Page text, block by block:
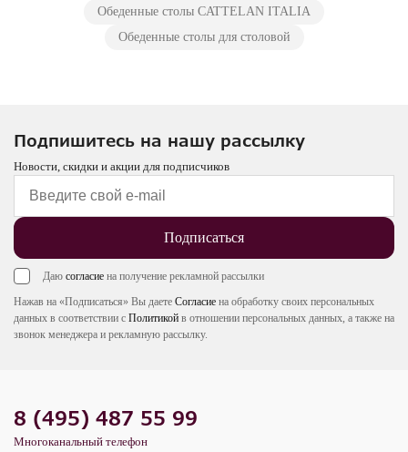
Обеденные столы CATTELAN ITALIA
Обеденные столы для столовой
Подпишитесь на нашу рассылку
Новости, скидки и акции для подписчиков
Подписаться
Даю согласие на получение рекламной рассылки
Нажав на «Подписаться» Вы даете Согласие на обработку своих персональных
данных в соответствии с Политикой в отношении персональных данных, а также на
звонок менеджера и рекламную рассылку.
8 (495) 487 55 99
Многоканальный телефон